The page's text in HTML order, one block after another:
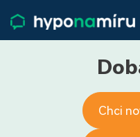
Životní pojištění
Pojištění nemovitosti
O nás
800 688 388
Chci